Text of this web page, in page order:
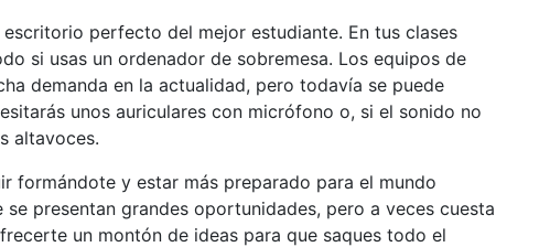
perfecto del mejor estudiante. En tus clases
si usas un ordenador de sobremesa. Los equipos de
demanda en la actualidad, pero todavía se puede
unos auriculares con micrófono o, si el sonido no
altavoces.
formándote y estar más preparado para el mundo
presentan grandes oportunidades, pero a veces cuesta
un montón de ideas para que saques todo el